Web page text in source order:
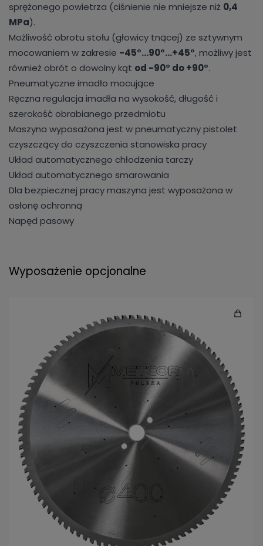
sprężonego powietrza (ciśnienie nie mniejsze niż 0,4
MPa).
Możliwość obrotu stołu (głowicy tnącej) ze sztywnym
mocowaniem w zakresie -45°...90°...+45°, możliwy jest
również obrót o dowolny kąt od -90° do +90°.
Pneumatyczne imadło mocujące
Ręczna regulacja imadła na wysokość, długość i
szerokość obrabianego przedmiotu
Maszyna wyposażona jest w pneumatyczny pistolet
czyszczący do czyszczenia stanowiska pracy
Układ automatycznego chłodzenia tarczy
Układ automatycznego smarowania
Dla bezpiecznej pracy maszyna jest wyposażona w
osłonę ochronną
Napęd pasowy
Wyposażenie opcjonalne